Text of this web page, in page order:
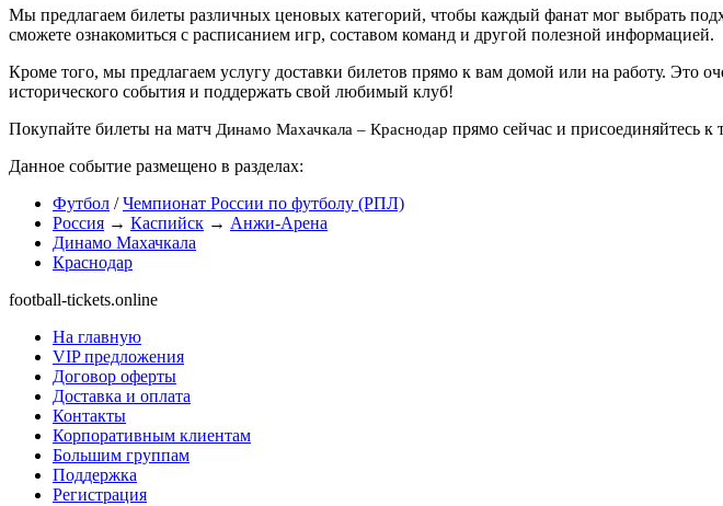
Мы предлагаем билеты различных ценовых категорий, чтобы каждый фанат мог выбрать
сможете ознакомиться с расписанием игр, составом команд и другой полезной информацией.
Кроме того, мы предлагаем услугу доставки билетов прямо к вам домой или на работу. Это
исторического события и поддержать свой любимый клуб!
Покупайте билеты на матч Динамо Махачкала – Краснодар прямо сейчас и присоединяйтесь
Данное событие размещено в разделах:
Футбол /Чемпионат России по футболу (РПЛ)
Россия → Каспийск → Анжи-Арена
Динамо Махачкала
Краснодар
football-tickets.online
На главную
VIP предложения
Договор оферты
Доставка и оплата
Контакты
Корпоративным клиентам
Большим группам
Поддержка
Регистрация